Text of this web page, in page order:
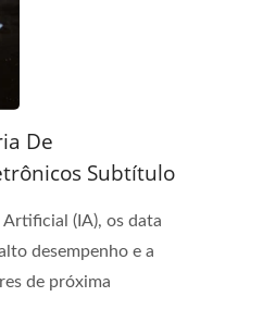
De
Subtítulo
(IA), os data
desempenho e a
de próxima